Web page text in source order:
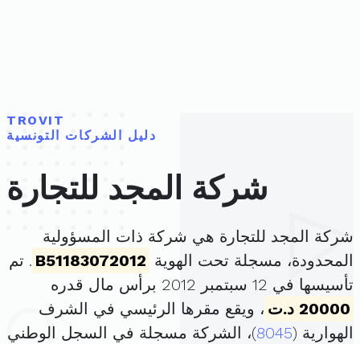
TROVIT
دليل الشركات التونسية
شركة المجد للتجارة
شركة المجد للتجارة هي شركة ذات المسؤولية
المحدودة، مسجلة تحت الهوية B51183072012 . تم
تأسيسها في 12 سبتمبر 2012 برأس مال قدره
20000 د.ت
، ويقع مقرها الرئيسي في الشرف
الهوارية (8045)، الشركة مسجلة في السجل الوطني